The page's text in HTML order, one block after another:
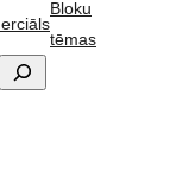
Bloku
tēmas